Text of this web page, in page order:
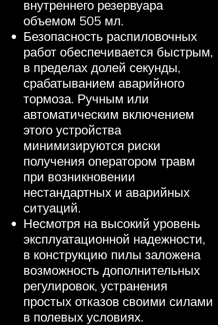
внутреннего резервуара
объемом 505 мл.
Безопасность распиловочных
работ обеспечивается быстрым,
в пределах долей секунды,
срабатыванием аварийного
тормоза. Ручным или
автоматическим включением
этого устройства
минимизируются риски
получения оператором травм
при возникновении
нестандартных и аварийных
ситуаций.
Несмотря на высокий уровень
эксплуатационной надежности,
в конструкцию пилы заложена
возможность дополнительных
регулировок, устранения
простых отказов своими силами
в полевых условиях.